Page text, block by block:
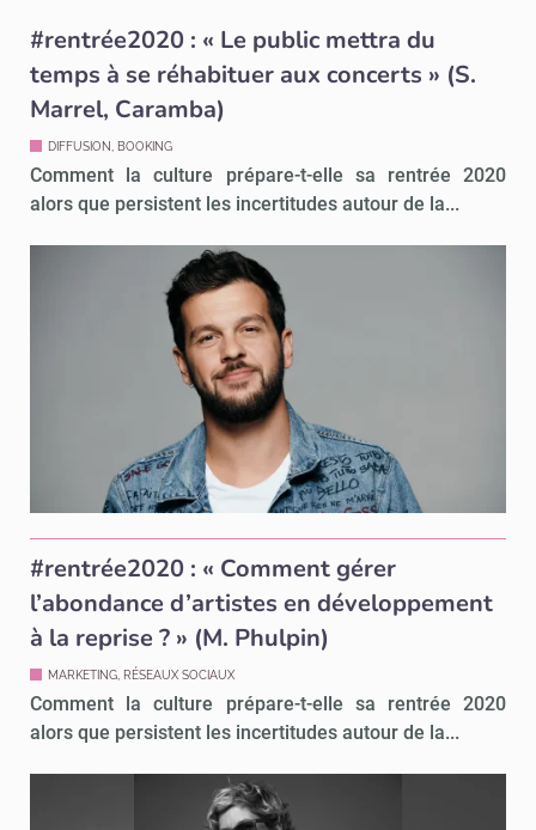
#rentrée2020 : « Le public mettra du
temps à se réhabituer aux concerts » (S.
Marrel, Caramba)
DIFFUSION, BOOKING
Comment la culture prépare-t-elle sa rentrée 2020
alors que persistent les incertitudes autour de la...
#rentrée2020 : « Comment gérer
l’abondance d’artistes en développement
à la reprise ? » (M. Phulpin)
MARKETING, RÉSEAUX SOCIAUX
Comment la culture prépare-t-elle sa rentrée 2020
alors que persistent les incertitudes autour de la...